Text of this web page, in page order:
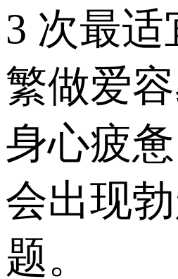
3 次最适
繁做爱
身心疲
会出现
题。